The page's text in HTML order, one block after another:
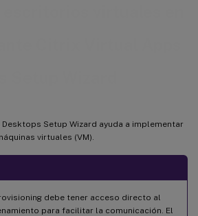
Setup Wizard ayuda a implementar
virtuales (VM).
debe tener acceso directo al
para facilitar la comunicación. El